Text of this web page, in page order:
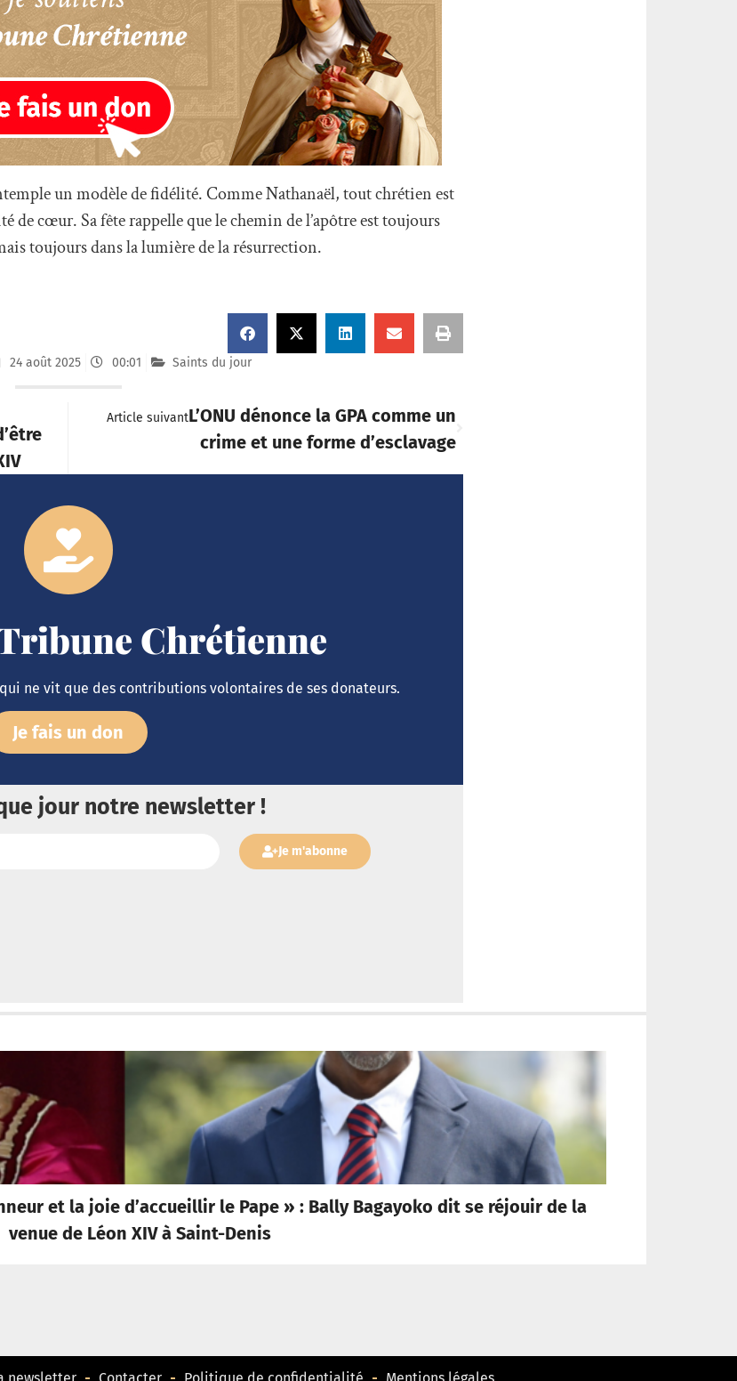
un modèle de fidélité. Comme Nathanaël, tout chrétien est
de cœur. Sa fête rappelle que le chemin de l’apôtre est toujours
toujours dans la lumière de la résurrection.
24 août 2025 00:01 Saints du jour
Article suivantL’ONU dénonce la GPA comme un
crime et une forme d’esclavage
Chrétienne
ne vit que des contributions volontaires de ses donateurs.
Je fais un don
jour notre newsletter !
Je m'abonne
et la joie d’accueillir le Pape » : Bally Bagayoko dit se réjouir de la
venue de Léon XIV à Saint-Denis
newsletter Contacter Politique de confidentialité Mentions légales